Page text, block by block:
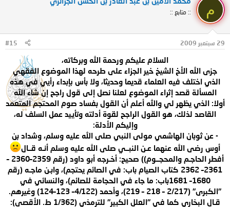
م :: متابع ::
29 سبتمبر 2009 #15
السلام عليكم ورحمة الله وبركاته،
جزى الله الأخ الشيخ خير الجزاء على طرحه لهذا الموضوع الفقهي
الذي اختلف فيه العلماء قديما وحديثا، ولا بأس بإبداء رأيي في هذه
المسألة قصد إثراء الموضوع لعلنا نصل إلى قول راجح إن شاء الله
أولا: الذي يظهر لي والله أعلم أن القول بفساد صوم المحتجم المتعمد
القاصد لذلك، هو القول الراجح لقوة أدلته وتأييد عمل السلف له،
وإليكم الأدلة:
- عن ثوبان الهاشمي مولى النبي صلى الله عليه وسلم، وشداد بن
أوس رضى الله عنهما عـن النبــي صلى الله عليه وسلم أنـه قــال
أفطر الحاجـم والمحجــوم)) صحيح: أخـرجه أبو داود (رقم 2359–2360 –
2361– 2362 كتاب الصيام باب: في الصائم يحتجم)، وابـن ماجـه (رقم
1680– 1681باب: ما جاء في الحجامة للصائم)، والنسائي في
"الكبرى" (2/217 – 218 – 219)، وأحمد (4/122– 123–124) وغيرهم.
قـال البخاري كما في "العلل الكبير" للترمذي (1/362 ط. الأقصى):